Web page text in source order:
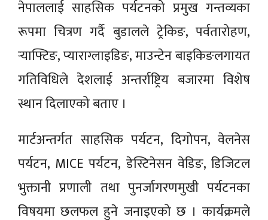
नेपाललाई साहसिक पर्यटनको प्रमुख गन्तव्यका
रूपमा चित्रण गर्दै बुडालले ट्रेकिङ, पर्वतारोहण,
र्‍याफ्टिङ, प्याराग्लाइडिङ, माउन्टेन बाइकिङलगायत
गतिविधिले देशलाई अन्तर्राष्ट्रिय बजारमा विशेष
स्थान दिलाएको बताए ।
मार्टअन्तर्गत साहसिक पर्यटन, दिगोपन, वेलनेस
पर्यटन, MICE पर्यटन, डेस्टिनेसन वेडिङ, डिजिटल
भुक्तानी प्रणाली तथा पुनर्जागरणमुखी पर्यटनका
विषयमा छलफल हुने जनाइएको छ । कार्यक्रमले